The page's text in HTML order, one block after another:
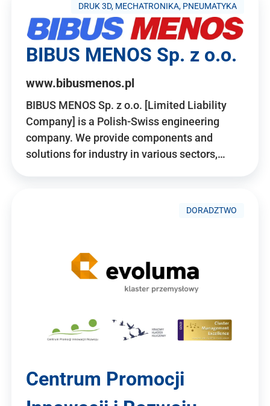
DRUK 3D, MECHATRONIKA, PNEUMATYKA
BIBUS MENOS Sp. z o.o.
www.bibusmenos.pl
BIBUS MENOS Sp. z o.o. [Limited Liability
Company] is a Polish-Swiss engineering
company. We provide components and
solutions for industry in various sectors,…
DORADZTWO
Centrum Promocji